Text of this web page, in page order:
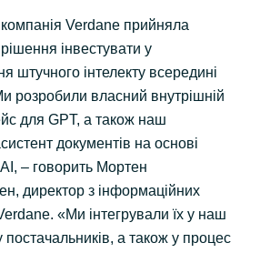
Verdane прийняла
рішення інвестувати у
штучного інтелекту всередині
розробили власний внутрішній
для GPT, а також наш
документів на основі
– говорить Мортен
директор з інформаційних
«Ми інтегрували їх у наш
постачальників, а також у процес